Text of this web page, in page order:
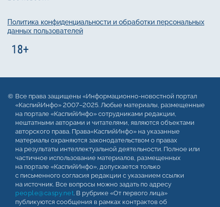
Политика конфиденциальности и обработки персональных
данных пользователей
Все права защищены «Информационно-новостной портал
«КаспийИнфо» 2007–2025. Любые материалы, размещенные
на портале «КаспийИнфо» сотрудниками редакции,
нештатными авторами и читателями, являются объектами
авторского права. Права«КаспийИнфо» на указанные
материалы охраняются законодательством о правах
на результаты интеллектуальной деятельности. Полное или
частичное использование материалов, размещенных
на портале «КаспийИнфо», допускается только
с письменного согласия редакции с указанием ссылки
на источник. Все вопросы можно задать по адресу
people@caspy.net. В рубрике «От первого лица»
публикуются сообщения в рамках контрактов об